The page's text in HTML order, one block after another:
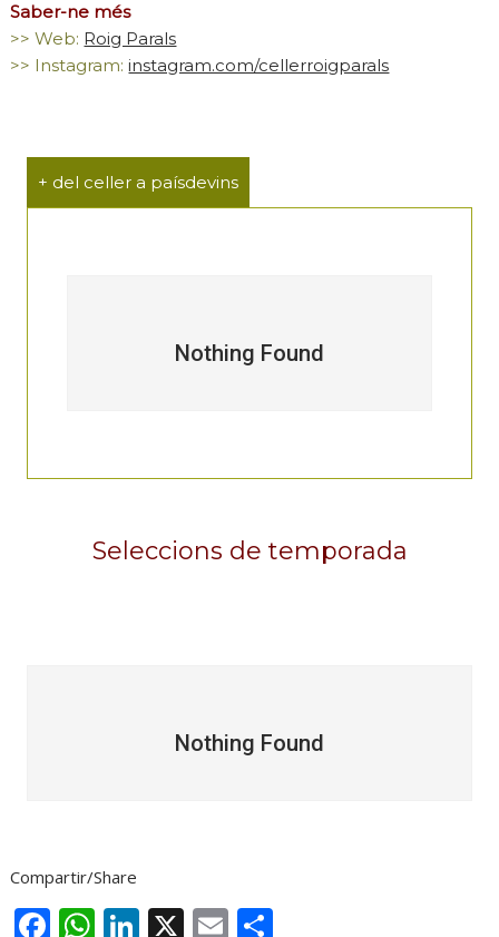
Saber-ne més
>> Web: Roig Parals
>> Instagram:instagram.com/cellerroigparals
+ del celler a paísdevins
Nothing Found
Seleccions de temporada
Nothing Found
Compartir/Share
F W Li X E